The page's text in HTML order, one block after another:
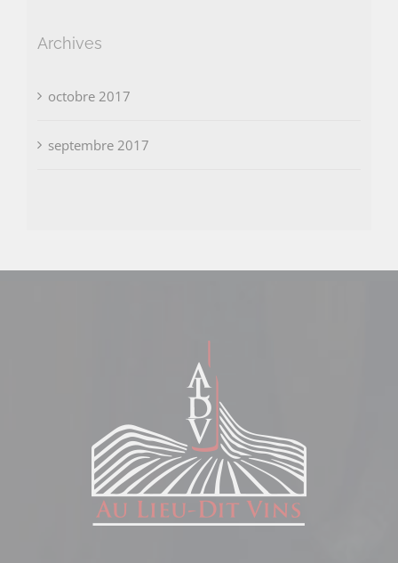
Archives
octobre 2017
septembre 2017